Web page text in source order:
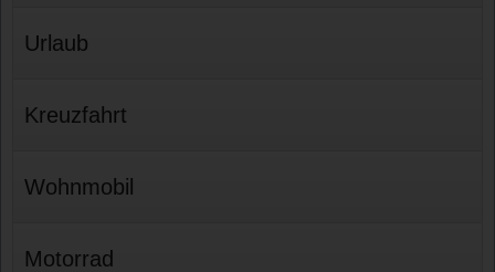
Urlaub
Kreuzfahrt
Wohnmobil
Motorrad